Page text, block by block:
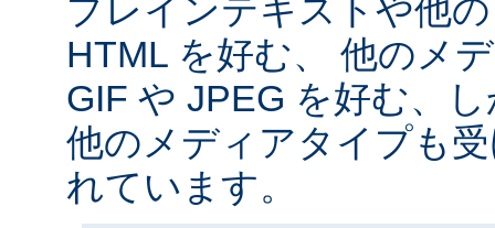
プレインテキストや他
HTML を好む、 他のメ
GIF や JPEG を好む、
他のメディアタイプも
れています。